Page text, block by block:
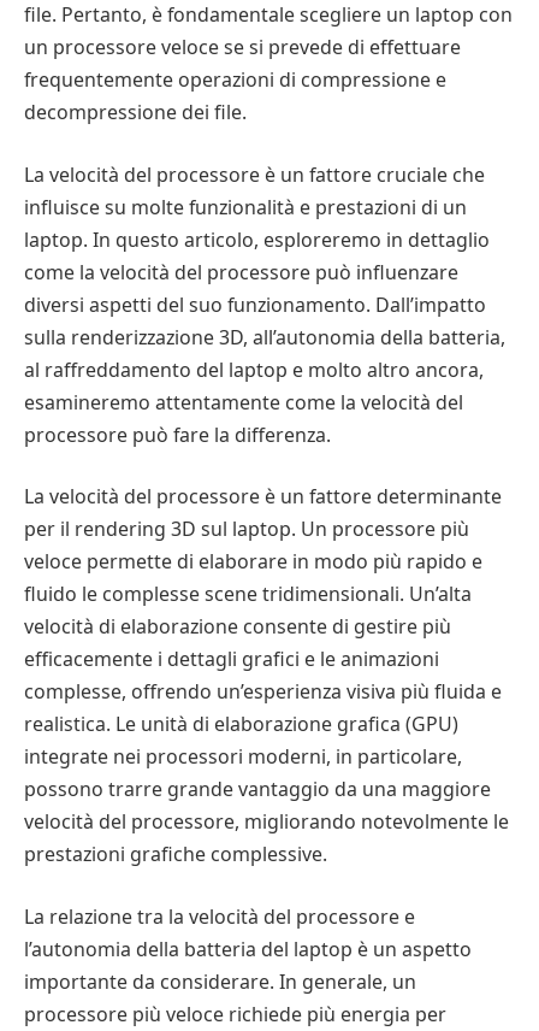
file. Pertanto, è fondamentale scegliere un laptop con
un processore veloce se si prevede di effettuare
frequentemente operazioni di compressione e
decompressione dei file.
La velocità del processore è un fattore cruciale che
influisce su molte funzionalità e prestazioni di un
laptop. In questo articolo, esploreremo in dettaglio
come la velocità del processore può influenzare
diversi aspetti del suo funzionamento. Dall’impatto
sulla renderizzazione 3D, all’autonomia della batteria,
al raffreddamento del laptop e molto altro ancora,
esamineremo attentamente come la velocità del
processore può fare la differenza.
La velocità del processore è un fattore determinante
per il rendering 3D sul laptop. Un processore più
veloce permette di elaborare in modo più rapido e
fluido le complesse scene tridimensionali. Un’alta
velocità di elaborazione consente di gestire più
efficacemente i dettagli grafici e le animazioni
complesse, offrendo un’esperienza visiva più fluida e
realistica. Le unità di elaborazione grafica (GPU)
integrate nei processori moderni, in particolare,
possono trarre grande vantaggio da una maggiore
velocità del processore, migliorando notevolmente le
prestazioni grafiche complessive.
La relazione tra la velocità del processore e
l’autonomia della batteria del laptop è un aspetto
importante da considerare. In generale, un
processore più veloce richiede più energia per